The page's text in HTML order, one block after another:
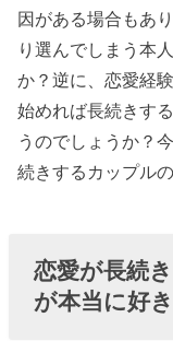
すか？
› 恋愛が長続き
しない理由②
彼氏だけのせ
いですか？
固定観念にと
らわれていま
因がある場合もあ
り選んでしまう本
か？逆に、恋愛経
始めれば長続きす
うのでしょうか？
続きするカップル
恋愛が長続
が本当に好